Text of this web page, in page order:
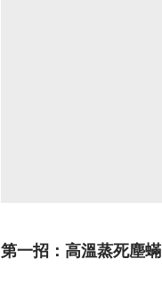
第一招：高溫蒸死塵蟎